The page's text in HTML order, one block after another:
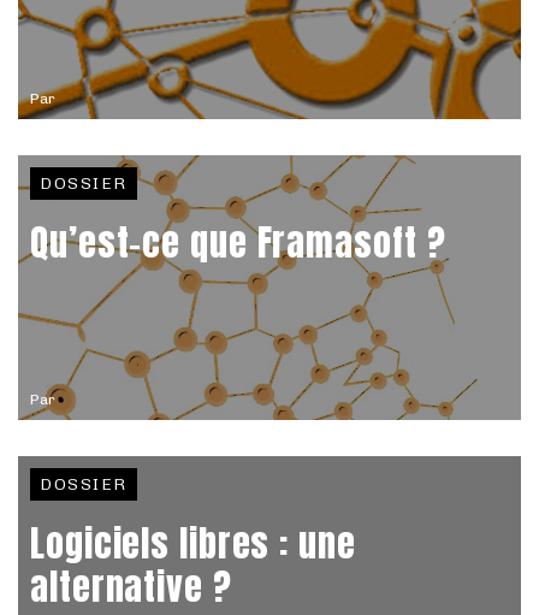
Par
Par
DOSSIER
Qu’est-ce que Framasoft ?
DOSSIER
Logiciels libres : une
alternative ?